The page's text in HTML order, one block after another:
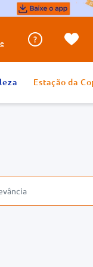
Estação da